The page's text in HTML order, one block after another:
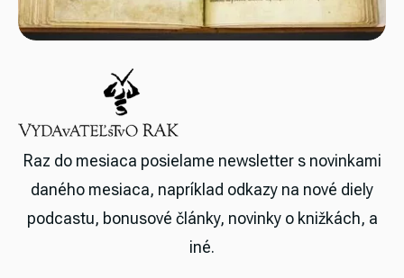
Raz do mesiaca posielame newsletter s novinkami
daného mesiaca, napríklad odkazy na nové diely
podcastu, bonusové články, novinky o knižkách, a
iné.